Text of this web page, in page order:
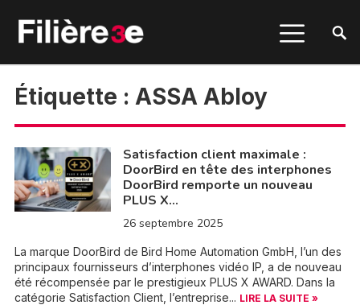
Étiquette : ASSA Abloy
Satisfaction client maximale :
DoorBird en tête des interphones
DoorBird remporte un nouveau
PLUS X…
26 septembre 2025
La marque DoorBird de Bird Home Automation GmbH, l’un des
principaux fournisseurs d’interphones vidéo IP, a de nouveau
été récompensée par le prestigieux PLUS X AWARD. Dans la
catégorie Satisfaction Client, l’entreprise... LIRE LA SUITE »